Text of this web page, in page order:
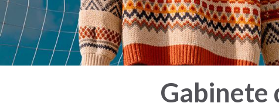
Gabinete